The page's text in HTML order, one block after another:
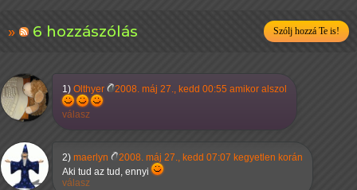
6 hozzászólás Szólj hozzá Te is!
1) Olthyer 2008. máj 27., kedd 00:55 amikor alszol
válasz
2) maerlyn
2008. máj 27., kedd 07:07 kegyetlen korán
Aki tud az tud, ennyi
válasz